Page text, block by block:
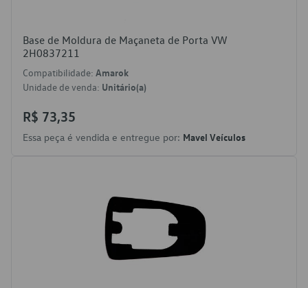
Base de Moldura de Maçaneta de Porta VW
2H0837211
Compatibilidade: Amarok
Unidade de venda: Unitário(a)
R$ 73,35
Essa peça é vendida e entregue por: Mavel Veículos